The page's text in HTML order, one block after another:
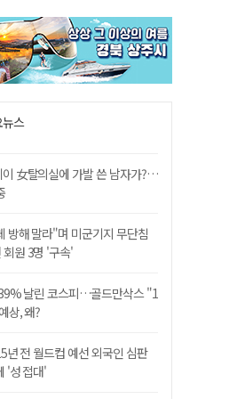
스
女탈의실에 가발 쓴 남자가?…
방해 말라"며 미군기지 무단침
원 3명 '구속'
날린 코스피…골드만삭스 "1
상, 왜?
년 전 월드컵 예선 외국인 심판
'성 접대'